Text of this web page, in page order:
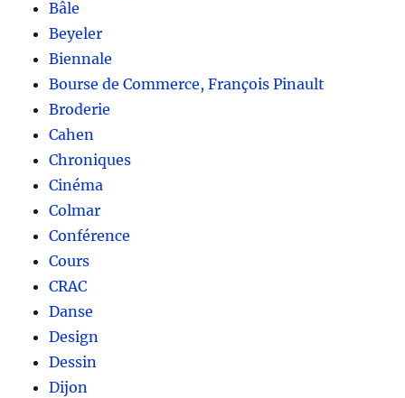
Bâle
Beyeler
Biennale
Bourse de Commerce, François Pinault
Broderie
Cahen
Chroniques
Cinéma
Colmar
Conférence
Cours
CRAC
Danse
Design
Dessin
Dijon